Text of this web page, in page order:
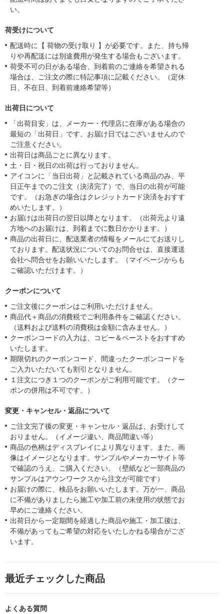
い。
荷受けについて
配送時に【 荷物の受け取り 】が必要です。また、持ち帰
りや再配送には別途費用が発生する場合もございます。
荷受不可の日がある場合、到着前のご連絡を希望される
場合は、ご注文の際に特記事項に記載ください。（定休
日、不在日、到着前連絡希望等）
出荷日について
「出荷目安」は、メーカー・代理店に在庫がある場合の
最短の「出荷日」です。お届け日ではございませんので
ご注意ください。
出荷日は商品ごとに異なります。
土・日・祝日の出荷は行っておりません。
アイコンに「当日出荷」と記載されている商品のみ、平
日正午までのご注文（決済完了）で、当日の出荷が可能
です。（お急ぎの場合はクレジットカード決済をおすす
めいたします。）
お届けは出荷日の翌日以降となります。（出荷元より遠
方地へのお届けは、到着までに数日かかります。）
商品の出荷日に、配送業者の情報をメールにてお送りし
ております。配送状況についてのお問合せは、直接運送
会社へ問合せをお願いいたします。（マイページからも
ご確認いただけます。）
クーポンについて
ご注文後にクーポンはご利用いただけません。
商品代＋商品の消費税でご利用条件をご確認ください。
（送料および送料の消費税は金額に含みません。）
クーポンコードの入力は、コピー＆ペーストをおすすめ
いたします。
期限切れのクーポンコード、間違ったクーポンコードを
ご入力いただいても割引となりません。
１注文につき１つのクーポンがご利用可能です。（クー
ポンの併用は不可です。）
変更・キャンセル・返品について
ご注文完了後の変更・キャンセル・返品は、お受けして
おりません。（イメージ違い、商品間違い等）
商品の色柄はディスプレイにより異なります。また、画
像はイメージとなります。サンプルやメーカーサイト等
で確認のうえ、ご購入ください。（壁紙など一部商品の
サンプルはアウンワークスから注文が可能です）
お届けの際に、検品をお願いいたします。万が一、商品
に不備がありましたら施工や加工前の未使用の状態でお
早めにご連絡ください。
出荷日から一定期間を経過した商品や施工・加工後は、
不備があってもご希望の対応をいたしかねる場合がござ
います。
最近チェックした商品
よくある質問